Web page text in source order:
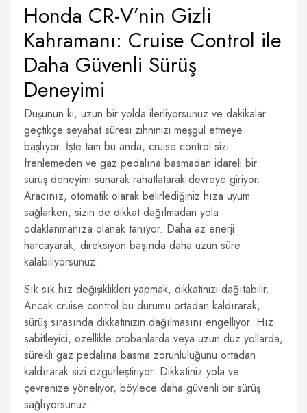
Honda CR-V’nin Gizli
Kahramanı: Cruise Control ile
Daha Güvenli Sürüş
Deneyimi
Düşünün ki, uzun bir yolda ilerliyorsunuz ve dakikalar
geçtikçe seyahat süresi zihninizi meşgul etmeye
başlıyor. İşte tam bu anda, cruise control sizi
frenlemeden ve gaz pedalına basmadan idareli bir
sürüş deneyimi sunarak rahatlatarak devreye giriyor.
Aracınız, otomatik olarak belirlediğiniz hıza uyum
sağlarken, sizin de dikkat dağılmadan yola
odaklanmanıza olanak tanıyor. Daha az enerji
harcayarak, direksiyon başında daha uzun süre
kalabiliyorsunuz.
Sık sık hız değişiklikleri yapmak, dikkatinizi dağıtabilir.
Ancak cruise control bu durumu ortadan kaldırarak,
sürüş sırasında dikkatinizin dağılmasını engelliyor. Hız
sabitleyici, özellikle otobanlarda veya uzun düz yollarda,
sürekli gaz pedalına basma zorunluluğunu ortadan
kaldırarak sizi özgürleştiriyor. Dikkatiniz yola ve
çevrenize yöneliyor, böylece daha güvenli bir sürüş
sağlıyorsunuz.